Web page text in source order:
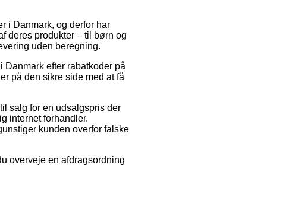
i Danmark, og derfor har
deres produkter – til børn og
uden beregning.
Danmark efter rabatkoder på
på den sikre side med at få
salg for en udsalgspris der
internet forhandler.
kunden overfor falske
overveje en afdragsordning